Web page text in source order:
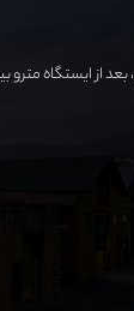
مترو بیمه، پلاک ۳۱، کارخانه